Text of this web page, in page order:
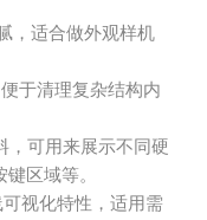
，适合做外观样机
于清理复杂结构内
，可用来展示不同硬
区域等。
可视化特性，适用需